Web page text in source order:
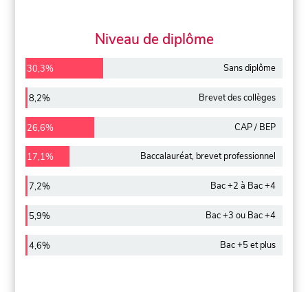
Niveau de diplôme
30,3% Sans diplôme
8,2% Brevet des collèges
26,6% CAP / BEP
17,1% Baccalauréat, brevet professionnel
7,2% Bac +2 à Bac +4
5,9% Bac +3 ou Bac +4
4,6% Bac +5 et plus